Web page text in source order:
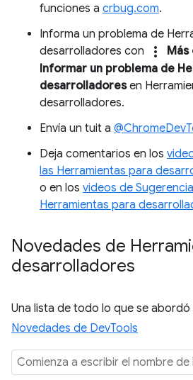
funciones a crbug.com.
Informa un problema de
desarrolladores con
more_vert Más
Informar un problema de
desarrolladoresen
desarrolladores.
Envía un tuit a
Deja comentarios en los
las Herramientas para
o en los videos de
Herramientas para
Novedades de
desarrolladores
Una lista de todo lo que se abordó
Novedades de DevTools